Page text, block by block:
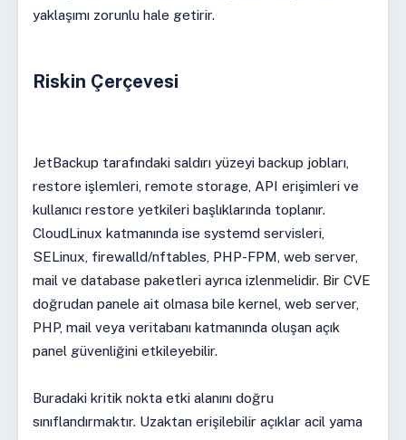
yaklaşımı zorunlu hale getirir.
Riskin Çerçevesi
JetBackup tarafındaki saldırı yüzeyi backup jobları,
restore işlemleri, remote storage, API erişimleri ve
kullanıcı restore yetkileri başlıklarında toplanır.
CloudLinux katmanında ise systemd servisleri,
SELinux, firewalld/nftables, PHP-FPM, web server,
mail ve database paketleri ayrıca izlenmelidir. Bir CVE
doğrudan panele ait olmasa bile kernel, web server,
PHP, mail veya veritabanı katmanında oluşan açık
panel güvenliğini etkileyebilir.
Buradaki kritik nokta etki alanını doğru
sınıflandırmaktır. Uzaktan erişilebilir açıklar acil yama